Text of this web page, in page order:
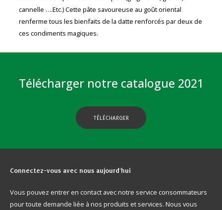
cannelle ….Etc.) Cette pâte savoureuse au goût oriental
renferme tous les bienfaits de la datte renforcés par deux de
ces condiments magiques.
Télécharger notre catalogue 2021
TÉLÉCHARGER
Connectez-vous avec nous aujourd'hui
Vous pouvez entrer en contact avec notre service consommateurs
pour toute demande liée à nos produits et services. Nous vous